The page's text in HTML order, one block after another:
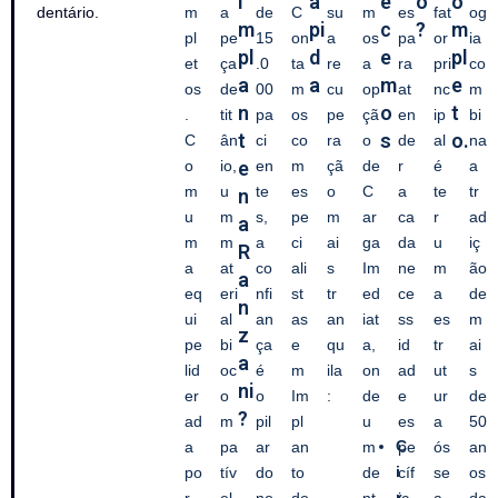
dentário.
m
pl
et
os
C
o
m
u
m
a
eq
ui
pe
lid
er
ad
a
po
a
pe
ça
de
tit
ân
io,
u
m
m
at
eri
al
bi
oc
o
m
pa
tív
m
pl
a
n
t
e
n
a
R
a
n
z
a
ni
?
de
15
.0
00
pa
ci
en
te
s,
a
co
nfi
an
ça
é
o
pil
ar
do
C
on
ta
m
os
co
m
es
pe
ci
ali
st
as
e
m
Im
pl
an
to
pi
d
a
su
a
re
cu
pe
ra
çã
o
m
ai
s
tr
an
qu
ila
:
C
i
m
os
a
op
çã
o
de
C
ar
ga
Im
ed
iat
a,
on
de
u
m
de
c
e
m
o
s
es
pa
ra
at
en
de
r
a
ca
da
ne
ce
ss
id
ad
e
es
pe
cíf
?
fat
or
pri
nc
ip
al
é
te
r
u
m
a
es
tr
ut
ur
a
ós
se
m
pl
e
t
o.
og
ia
co
m
bi
na
a
tr
ad
iç
ão
de
m
ai
s
de
50
an
os